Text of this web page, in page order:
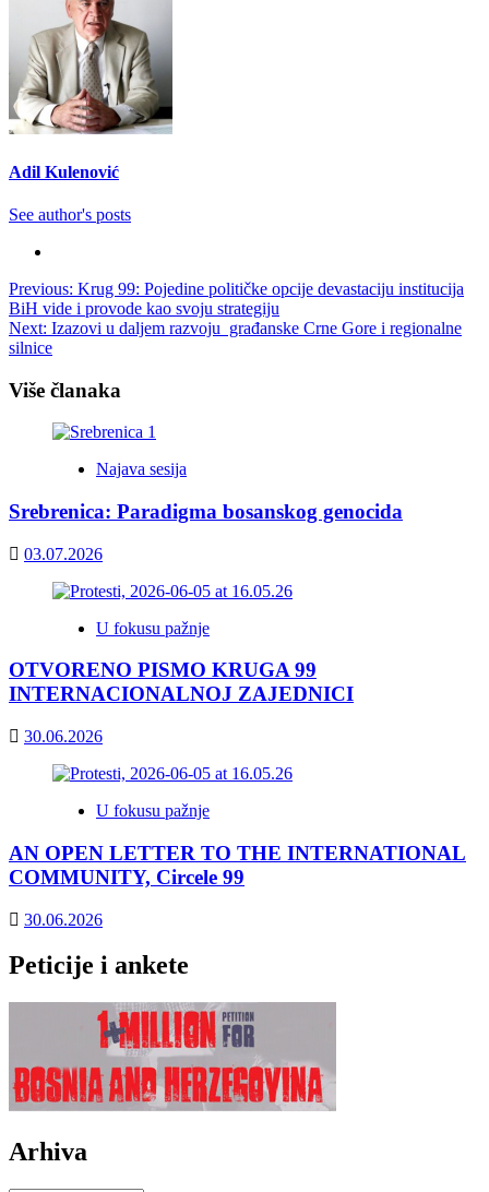
Adil Kulenović
See author's posts
Post
navigation
Previous: Krug 99: Pojedine političke opcije devastaciju institucija
BiH vide i provode kao svoju strategiju
Next: Izazovi u daljem razvoju građanske Crne Gore i regionalne
silnice
Više članaka
Najava sesija
Srebrenica: Paradigma bosanskog genocida
03.07.2026
U fokusu pažnje
OTVORENO PISMO KRUGA 99
INTERNACIONALNOJ ZAJEDNICI
30.06.2026
U fokusu pažnje
AN OPEN LETTER TO THE INTERNATIONAL
COMMUNITY, Circele 99
30.06.2026
Peticije i ankete
Arhiva